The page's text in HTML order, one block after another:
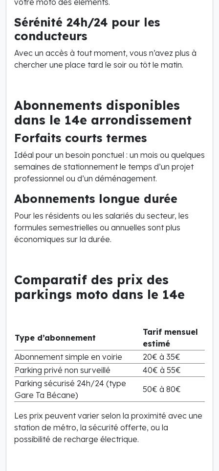
Sérénité 24h/24 pour les
conducteurs
Avec un accès à tout moment, vous n’avez plus à
chercher une place tard le soir ou tôt le matin.
Abonnements disponibles
dans le 14e arrondissement
Forfaits courts termes
Idéal pour un besoin ponctuel : un mois ou quelques
semaines de stationnement le temps d’un projet
professionnel ou d’un déménagement.
Abonnements longue durée
Pour les résidents ou les salariés du secteur, les
formules semestrielles ou annuelles sont plus
économiques sur la durée.
Comparatif des prix des
parkings moto dans le 14e
Type d’abonnement
Tarif mensuel
estimé
Abonnement simple en voirie
20€ à 35€
Parking privé non surveillé
40€ à 55€
Parking sécurisé 24h/24 (type
Gare Ta Bécane)
50€ à 80€
Les prix peuvent varier selon la proximité avec une
station de métro, la sécurité offerte, ou la
possibilité de recharge électrique.